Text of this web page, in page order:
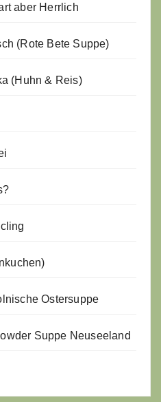
aber Herrlich
(Rote Bete Suppe)
(Huhn & Reis)
Ostersuppe
Suppe Neuseeland